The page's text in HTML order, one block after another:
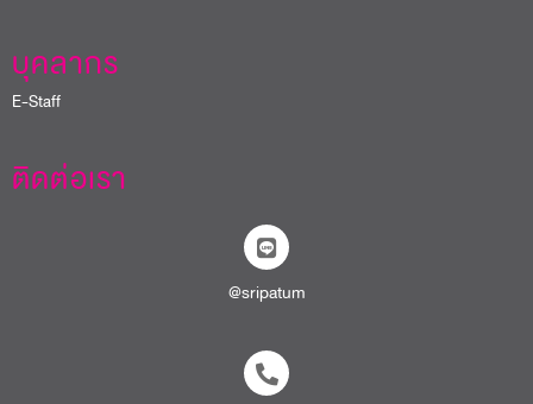
บุคลากร
E-Staff
ติดต่อเรา
@sripatum